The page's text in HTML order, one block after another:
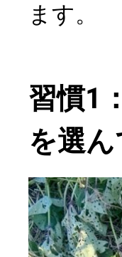
ます。
習慣1
を選